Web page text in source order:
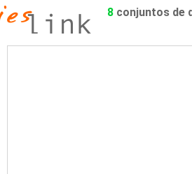
8 conjuntos de